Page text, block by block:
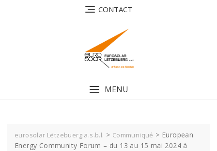
CONTACT
MENU
eurosolar Lëtzebuerg a.s.b.l. > Communiqué > European
Energy Community Forum – du 13 au 15 mai 2024 à